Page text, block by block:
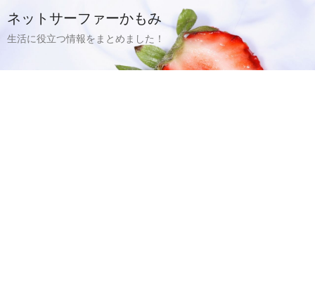
ネットサーファーかもみ
生活に役立つ情報をまとめました！